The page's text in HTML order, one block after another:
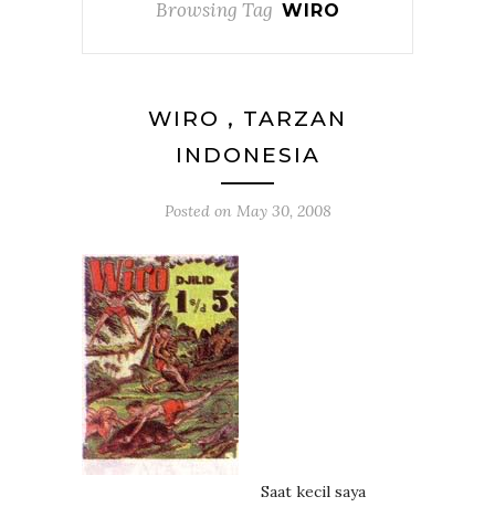
Browsing Tag WIRO
WIRO , TARZAN
INDONESIA
Posted on May 30, 2008
Saat kecil saya